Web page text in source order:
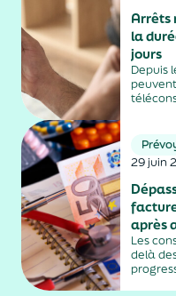
Arrêts
la
jours
Depuis
29 juin
après
Les
delà